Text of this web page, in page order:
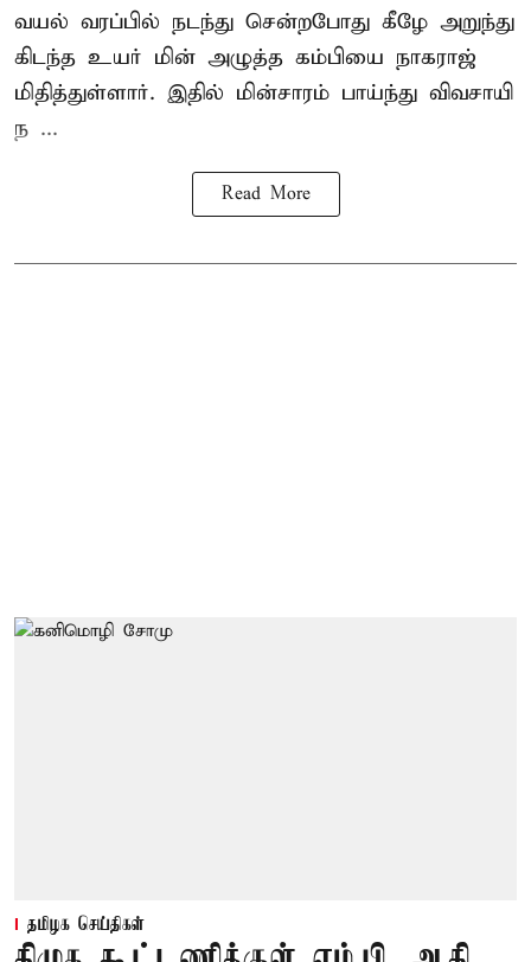
வயல் வரப்பில் நடந்து சென்றபோது கீழே அறுந்து
கிடந்த உயர் மின் அழுத்த கம்பியை நாகராஜ்
மிதித்துள்ளார். இதில் மின்சாரம் பாய்ந்து விவசாயி
ந ...
Read More
தமிழக செய்திகள்